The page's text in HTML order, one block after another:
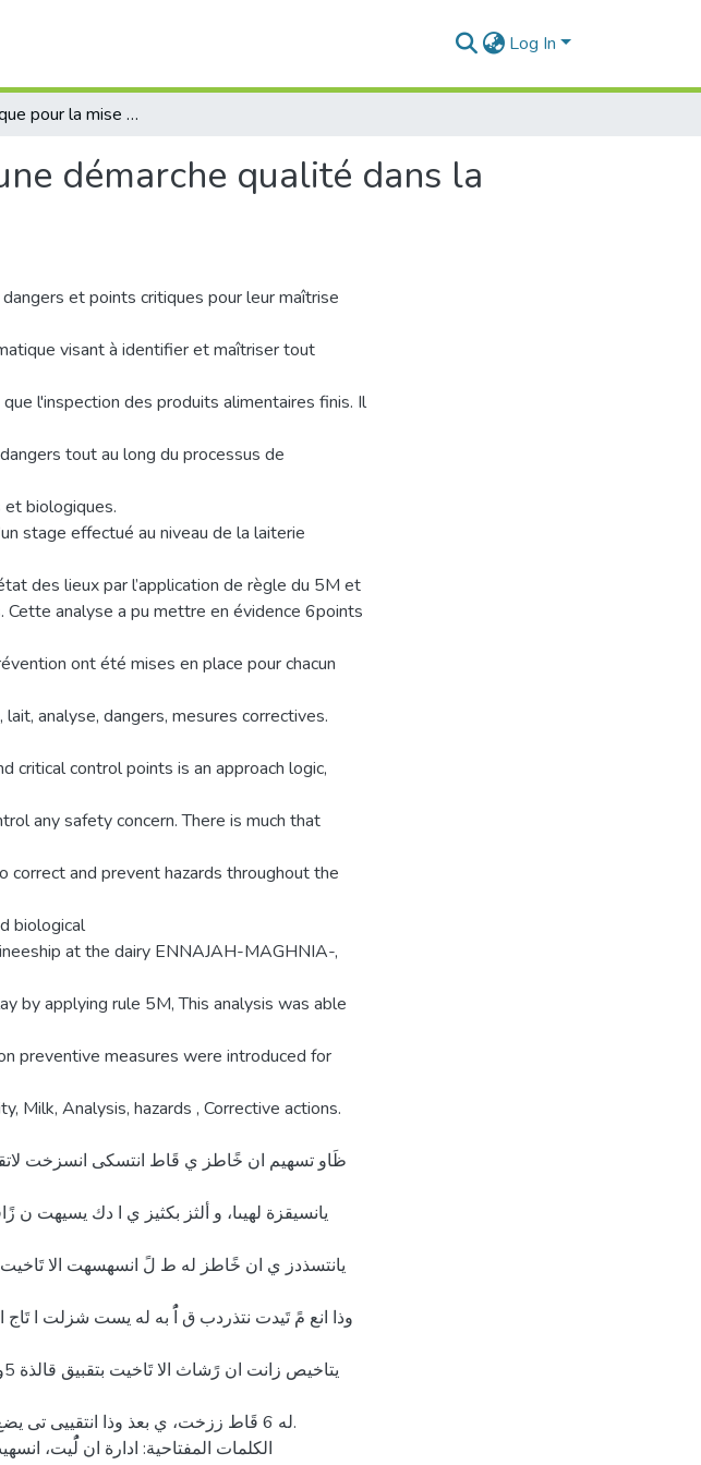
Log In
Diagnostique pour la mise en place d’une démarche qualité dans la laiterie ENNADJAH-MAGHNIA
démarche qualité dans la
et points critiques pour leur maîtrise
visant à identifier et maîtriser tout
l'inspection des produits alimentaires finis. Il
tout au long du processus de
et biologiques.
stage effectué au niveau de la laiterie
des lieux par l’application de règle du 5M et
analyse a pu mettre en évidence 6points
ont été mises en place pour chacun
analyse, dangers, mesures correctives.
critical control points is an approach logic,
any safety concern. There is much that
and prevent hazards throughout the
biological
at the dairy ENNAJAH-MAGHNIA-,
by applying rule 5M, This analysis was able
preventive measures were introduced for
Milk, Analysis, hazards , Corrective actions.
ظَاو تسهيم ان خًاطز ي قَاط انتسكى انسزخت
يانسيقزة لهيىا، و ألثز بكثيز ي ا دك يسيهت
يانتسذدز ي ان خًاطز له ط لً انسهسهت الا
وذا انع مً تَيدت نتذردب ق اًُ به له يست شزلت ا تَاج
له 6 قَاط ززخت، ي بعذ وذا انتقييى تى
الكلمات المفتاحية: ادارة ان لًُيت،